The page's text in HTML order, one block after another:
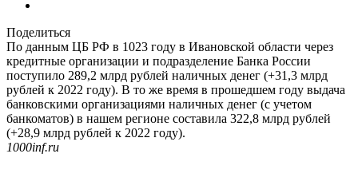
Поделиться
По данным ЦБ РФ в 1023 году в Ивановской области через
кредитные организации и подразделение Банка России
поступило 289,2 млрд рублей наличных денег (+31,3 млрд
рублей к 2022 году). В то же время в прошедшем году выдача
банковскими организациями наличных денег (с учетом
банкоматов) в нашем регионе составила 322,8 млрд рублей
(+28,9 млрд рублей к 2022 году).
1000inf.ru